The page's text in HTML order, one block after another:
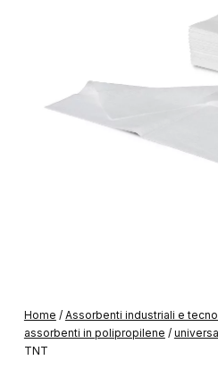
Home / Assorbenti industriali e
assorbenti in polipropilene /
TNT